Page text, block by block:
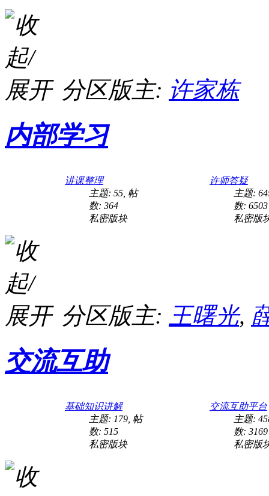
分区版主: 许家栋
内部学习
讲课整理
主题: 55 帖
数: 364
私密版块
许师答疑
主题:
数: 6503
私密版
分区版主: 王曙光,
交流互助
基础知识讲解
主题: 179 帖
数: 515
私密版块
交流互助平台
主题:
数: 3169
私密版